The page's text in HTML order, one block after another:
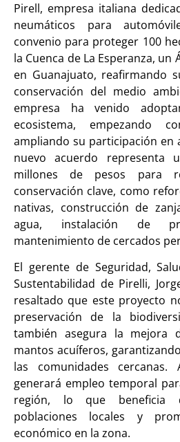
Pirell, empresa italiana
neumáticos para
convenio para proteger 100
la Cuenca de La Esperanza,
en Guanajuato, reafirmando
conservación del medio
empresa ha venido
ecosistema, empezando
ampliando su participación en
nuevo acuerdo representa
millones de pesos para
conservación clave, como
nativas, construcción de
agua, instalación de
mantenimiento de cercados
El gerente de Seguridad,
Sustentabilidad de Pirelli,
resaltado que este proyecto
preservación de la
también asegura la mejora
mantos acuíferos,
las comunidades cercanas.
generará empleo temporal
región, lo que beneficia
poblaciones locales y
económico en la zona.